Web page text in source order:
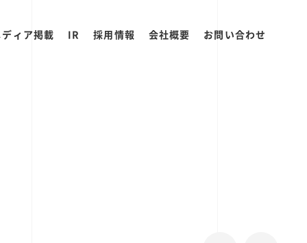
ィア掲載 IR 採用情報 会社概要 お問い合わせ